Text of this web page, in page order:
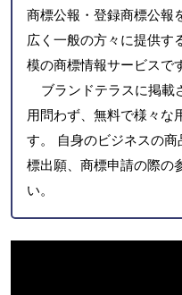
商標公報・登録商標公報
広く一般の方々に提供す
模の商標情報サービスで
ブランドテラスに掲載
用問わず、無料で様々な
す。 自身のビジネスの
標出願、商標申請の際の
い。